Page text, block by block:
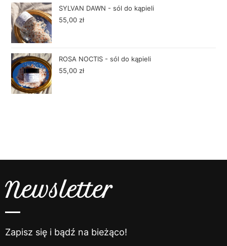
SYLVAN DAWN - sól do kąpieli
55,00 zł
ROSA NOCTIS - sól do kąpieli
55,00 zł
Newsletter
Zapisz się i bądź na bieżąco!